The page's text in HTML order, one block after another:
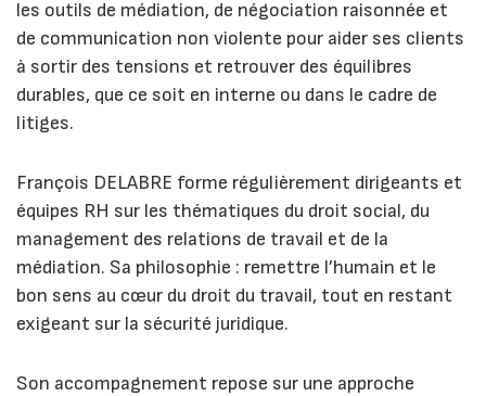
les outils de médiation, de négociation raisonnée et
de communication non violente pour aider ses clients
à sortir des tensions et retrouver des équilibres
durables, que ce soit en interne ou dans le cadre de
litiges.
François DELABRE forme régulièrement dirigeants et
équipes RH sur les thématiques du droit social, du
management des relations de travail et de la
médiation. Sa philosophie : remettre l’humain et le
bon sens au cœur du droit du travail, tout en restant
exigeant sur la sécurité juridique.
Son accompagnement repose sur une approche